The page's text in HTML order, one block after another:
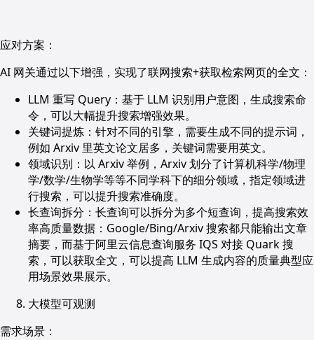
应对方案：
AI 网关通过以下增强，实现了联网搜索+获取检索网页的全文：
LLM 重写 Query：基于 LLM 识别用户意图，生成搜索命
令，可以大幅提升搜索增强效果。
关键词提炼：针对不同的引擎，需要生成不同的提示词，
例如 Arxiv 里英文论文居多，关键词需要用英文。
领域识别：以 Arxiv 举例，Arxiv 划分了计算机科学/物理
学/数学/生物学等等不同学科下的细分领域，指定领域进
行搜索，可以提升搜索准确度。
长查询拆分：长查询可以拆分为多个短查询，提高搜索效
率高质量数据：Google/Bing/Arxiv 搜索都只能输出文章
摘要，而基于阿里云信息查询服务 IQS 对接 Quark 搜
索，可以获取全文，可以提高 LLM 生成内容的质量典型应
用场景效果展示。
大模型可观测
需求场景：